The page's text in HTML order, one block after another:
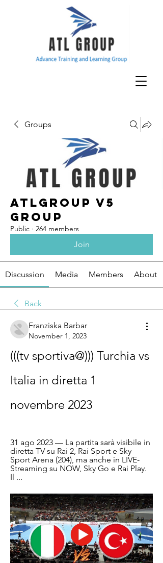
Groups
ATLGroup v5
Group
Public · 264 members
Join
Discussion Media Members About
Back
Franziska Barbar
November 1, 2023
(((tv sportiva@))) Turchia vs
Italia in diretta 1
novembre 2023
31 ago 2023 — La partita sarà visibile in
diretta TV su Rai 2, Rai Sport e Sky
Sport Arena (204), ma anche in LIVE-
Streaming su NOW, Sky Go e Rai Play.
Il ...